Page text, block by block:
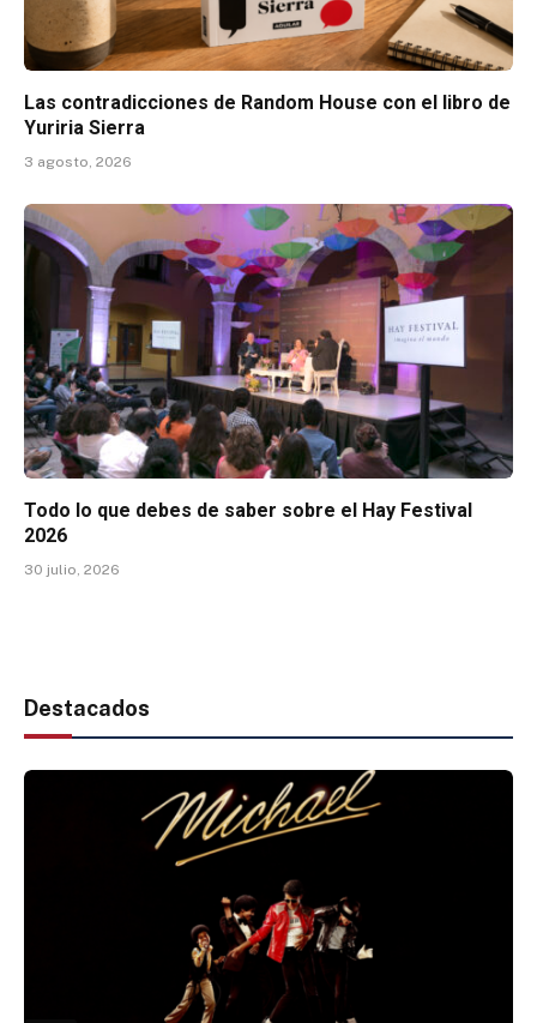
Las contradicciones de Random House con el libro de
Yuriria Sierra
3 agosto, 2026
Todo lo que debes de saber sobre el Hay Festival
2026
30 julio, 2026
Destacados